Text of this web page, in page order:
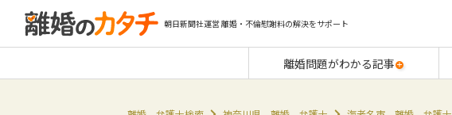
朝日新聞社運営 離婚・不倫慰謝料の解決をサポート
離婚問題がわかる記事